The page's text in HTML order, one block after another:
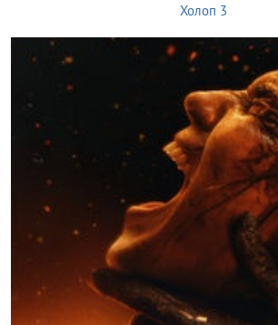
Холоп 3